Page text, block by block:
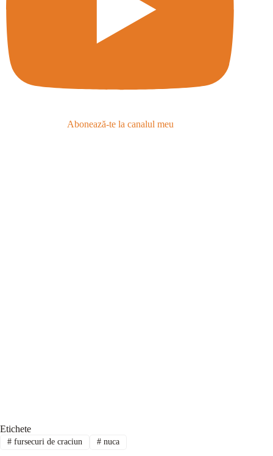
Abonează-te la canalul meu
Etichete
#fursecuri de craciun #nuca